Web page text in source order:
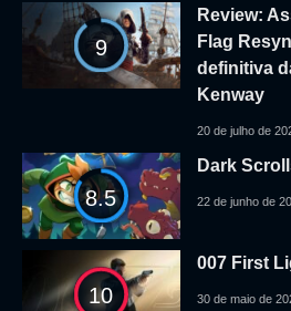
9
Review:
Flag
definitiva
Kenway
20 de julho de
8.5
Dark
22 de junho de
10
007 First
30 de maio de